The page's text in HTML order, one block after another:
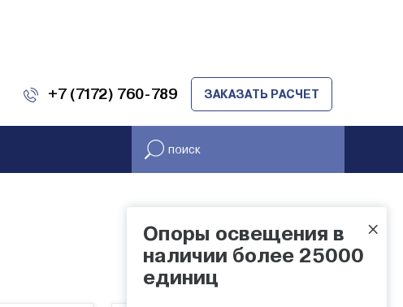
+7 (7172) 760-789 ЗАКАЗАТЬ РАСЧЕТ
НАЛИЧИЕ НА СКЛАДЕ ×
Опоры освещения в
наличии более 25000
единиц